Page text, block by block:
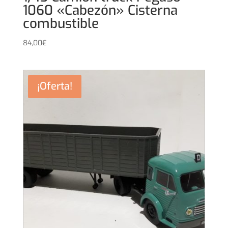
1060 «Cabezón» Cisterna
combustible
84,00€
¡Oferta!